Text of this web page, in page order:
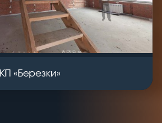
КП «Березки»